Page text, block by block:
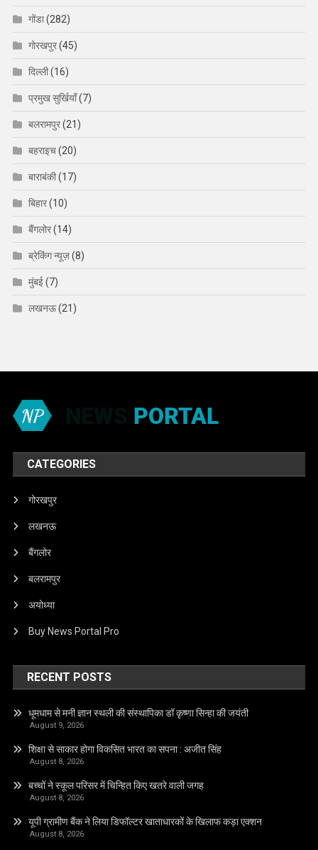
गोंडा(282)
गोरखपुर(45)
दिल्ली(16)
प्रमुख सुर्खियाँ(7)
बलरामपुर(21)
बहराइच(20)
बाराबंकी(17)
बिहार(10)
बैंगलोर(14)
ब्रेकिंग न्यूज़(8)
मुंबई(7)
लखनऊ(21)
CATEGORIES
गोरखपुर
लखनऊ
बैंगलोर
बलरामपुर
अयोध्या
Buy News Portal Pro
RECENT POSTS
धूमधाम से मनी ज्ञान स्थली की संस्थापिका डॉ कृष्णा सिन्हा की जयंती
August 9, 2026
शिक्षा से साकार होगा विकसित भारत का सपना : अजीत सिंह
August 8, 2026
बच्चों ने स्कूल परिसर में चिन्हित किए खतरे वाली जगह
August 8, 2026
यूपी ग्रामीण बैंक ने लिया डिफॉल्टर खाताधारकों के खिलाफ कड़ा एक्शन
August 8, 2026